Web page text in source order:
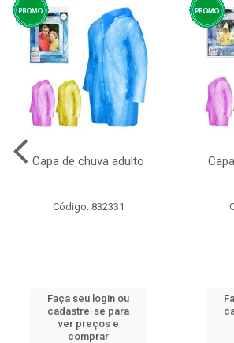
Capa de chuva adulto
Código: 832331
Faça seu login ou
cadastre-se para
ver preços e
comprar